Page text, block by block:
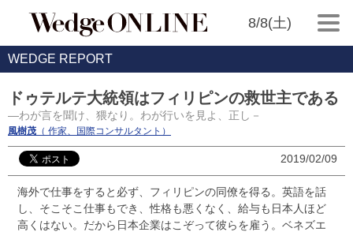
8/8(土)
WEDGE REPORT
ドゥテルテ大統領はフィリピンの救世主である
―わが言を聞け、猥なり。わが行いを見よ、正し－
風樹茂 （ 作家、国際コンサルタント）
2019/02/09
海外で仕事をすると必ず、フィリピンの同僚を得る。英語を話
し、そこそこ仕事もでき、性格も悪くなく、給与も日本人ほど
高くはない。だから日本企業はこぞって彼らを雇う。ベネズエ